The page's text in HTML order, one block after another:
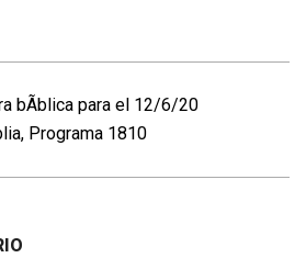
bÃ­blica para el 12/6/20
Programa 1810